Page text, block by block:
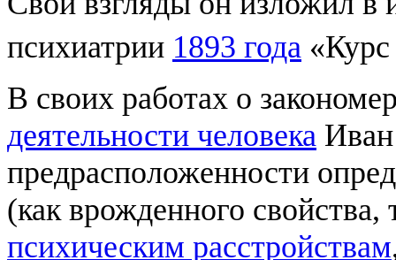
психиатрии 1893 года
В своих работах о
деятельности человека
предрасположенности
(как врожденного свойства,
психическим расстройствам